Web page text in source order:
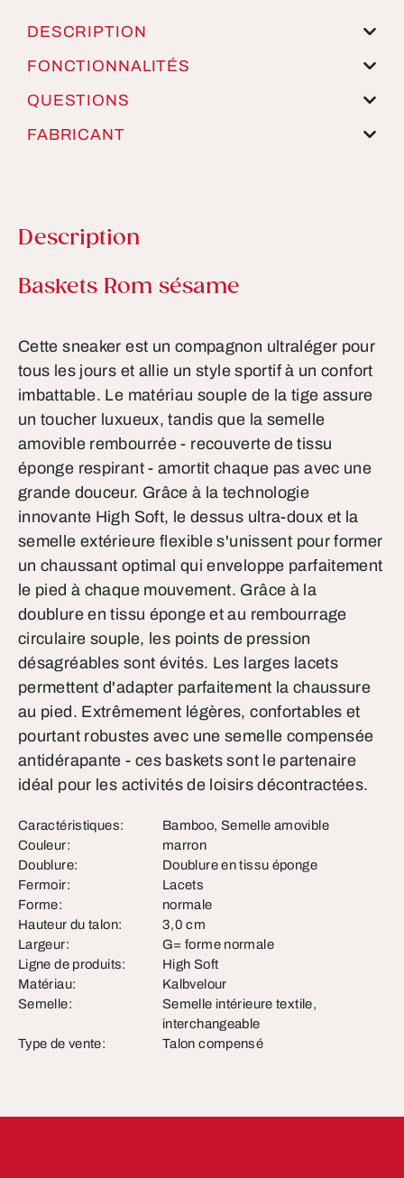
DESCRIPTION
FONCTIONNALITÉS
QUESTIONS
FABRICANT
Description
Informations sur le produit
Baskets Rom sésame
Cette sneaker est un compagnon ultraléger pour
tous les jours et allie un style sportif à un confort
imbattable. Le matériau souple de la tige assure
un toucher luxueux, tandis que la semelle
amovible rembourrée - recouverte de tissu
éponge respirant - amortit chaque pas avec une
grande douceur. Grâce à la technologie
innovante High Soft, le dessus ultra-doux et la
semelle extérieure flexible s'unissent pour former
un chaussant optimal qui enveloppe parfaitement
le pied à chaque mouvement. Grâce à la
doublure en tissu éponge et au rembourrage
circulaire souple, les points de pression
désagréables sont évités. Les larges lacets
permettent d'adapter parfaitement la chaussure
au pied. Extrêmement légères, confortables et
pourtant robustes avec une semelle compensée
antidérapante - ces baskets sont le partenaire
idéal pour les activités de loisirs décontractées.
Caractéristiques:
Bamboo, Semelle amovible
Couleur:
marron
Doublure:
Doublure en tissu éponge
Fermoir:
Lacets
Forme:
normale
Hauteur du talon:
3,0 cm
Largeur:
G= forme normale
Ligne de produits:
High Soft
Matériau:
Kalbvelour
Semelle:
Semelle intérieure textile,
interchangeable
Type de vente:
Talon compensé